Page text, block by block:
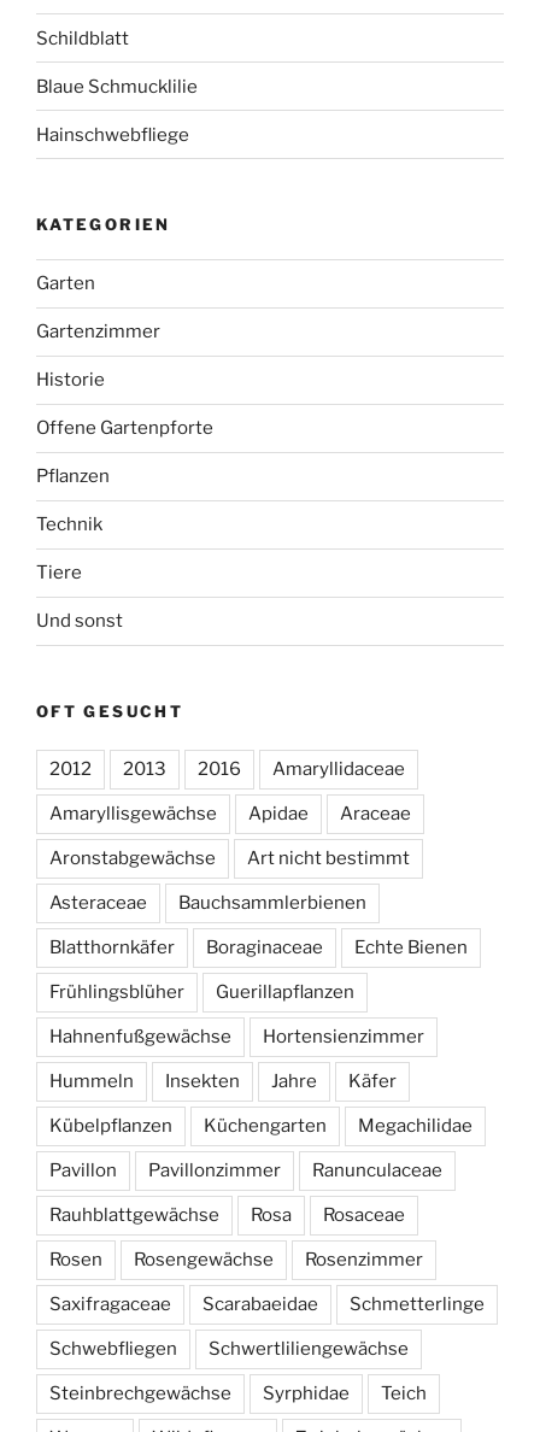
Schildblatt
Blaue Schmucklilie
Hainschwebfliege
KATEGORIEN
Garten
Gartenzimmer
Historie
Offene Gartenpforte
Pflanzen
Technik
Tiere
Und sonst
OFT GESUCHT
2012 2013 2016 Amaryllidaceae
Amaryllisgewächse Apidae Araceae
Aronstabgewächse Art nicht bestimmt
Asteraceae Bauchsammlerbienen
Blatthornkäfer Boraginaceae Echte Bienen
Frühlingsblüher Guerillapflanzen
Hahnenfußgewächse Hortensienzimmer
Hummeln Insekten Jahre Käfer
Kübelpflanzen Küchengarten Megachilidae
Pavillon Pavillonzimmer Ranunculaceae
Rauhblattgewächse Rosa Rosaceae
Rosen Rosengewächse Rosenzimmer
Saxifragaceae Scarabaeidae Schmetterlinge
Schwebfliegen Schwertliliengewächse
Steinbrechgewächse Syrphidae Teich